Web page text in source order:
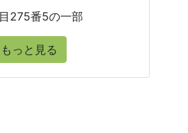
275番5の一部
もっと見る